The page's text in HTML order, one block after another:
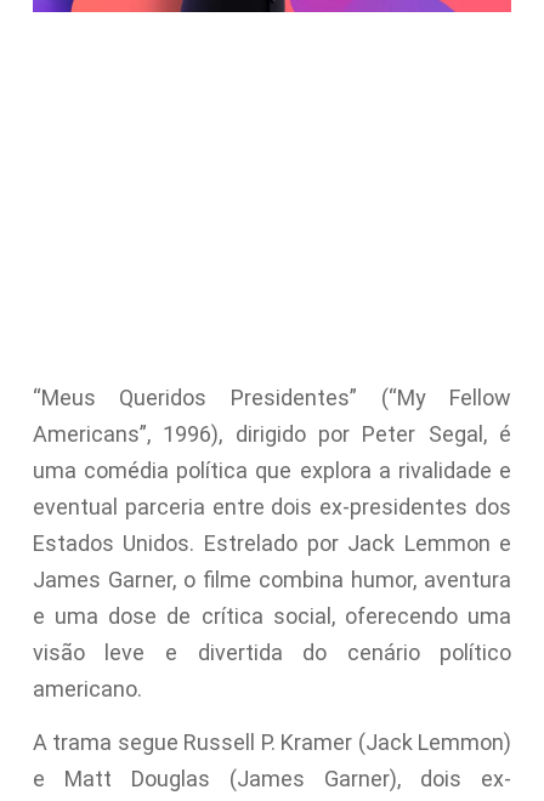
“Meus Queridos Presidentes” (“My Fellow
Americans”, 1996), dirigido por Peter Segal, é
uma comédia política que explora a rivalidade e
eventual parceria entre dois ex-presidentes dos
Estados Unidos. Estrelado por Jack Lemmon e
James Garner, o filme combina humor, aventura
e uma dose de crítica social, oferecendo uma
visão leve e divertida do cenário político
americano.
A trama segue Russell P. Kramer (Jack Lemmon)
e Matt Douglas (James Garner), dois ex-